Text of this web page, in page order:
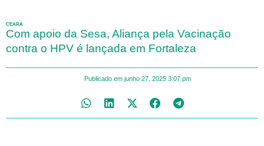
CEARÁ
Com apoio da Sesa, Aliança pela Vacinação
contra o HPV é lançada em Fortaleza
Publicado em junho 27, 2025 3:07 pm